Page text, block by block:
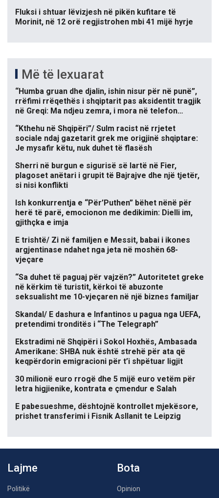
Fluksi i shtuar lëvizjesh në pikën kufitare të
Morinit, në 12 orë regjistrohen mbi 41 mijë hyrje
Më të lexuarat
“Humba gruan dhe djalin, ishin nisur për në punë”,
rrëfimi rrëqethës i shqiptarit pas aksidentit tragjik
në Greqi: Ma ndjeu zemra, i mora në telefon…
“Kthehu në Shqipëri”/ Sulm racist në rrjetet
sociale ndaj gazetarit grek me origjinë shqiptare:
Je mysafir këtu, nuk duhet të flasësh
Sherri në burgun e sigurisë së lartë në Fier,
plagoset anëtari i grupit të Bajrajve dhe një tjetër,
si nisi konflikti
Ish konkurrentja e “Për’Puthen” bëhet nënë për
herë të parë, emocionon me dedikimin: Dielli im,
gjithçka e imja
E trishtë/ Zi në familjen e Messit, babai i ikones
argjentinase ndahet nga jeta në moshën 68-
vjeçare
“Sa duhet të paguaj për vajzën?” Autoritetet greke
në kërkim të turistit, kërkoi të abuzonte
seksualisht me 10-vjeçaren në një biznes familjar
Skandal/ E dashura e Infantinos u pagua nga UEFA,
pretendimi tronditës i “The Telegraph”
Ekstradimi në Shqipëri i Sokol Hoxhës, Ambasada
Amerikane: SHBA nuk është strehë për ata që
keqpërdorin emigracioni për t’i shpëtuar ligjit
30 milionë euro rrogë dhe 5 mijë euro vetëm për
letra higjienike, kontrata e çmendur e Salah
E pabesueshme, dështojnë kontrollet mjekësore,
prishet transferimi i Fisnik Asllanit te Leipzig
Lajme
Politikë
Bota
Opinion